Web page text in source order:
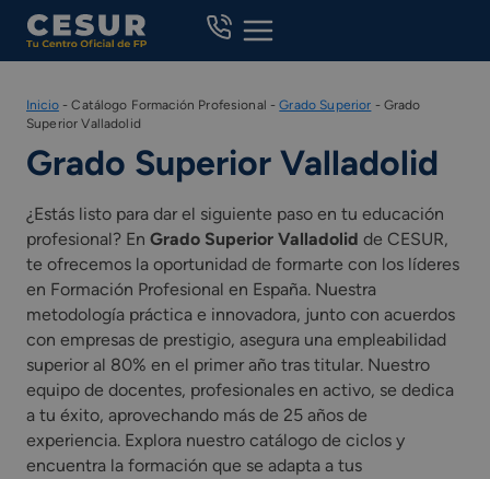
Skip
content
Inicio-Catálogo Formación Profesional -Grado Superior - Grado
Superior Valladolid
Grado Superior Valladolid
¿Estás listo para dar el siguiente paso en tu educación
profesional? En Grado Superior Valladolid de CESUR,
te ofrecemos la oportunidad de formarte con los líderes
en Formación Profesional en España. Nuestra
metodología práctica e innovadora, junto con acuerdos
con empresas de prestigio, asegura una empleabilidad
superior al 80% en el primer año tras titular. Nuestro
equipo de docentes, profesionales en activo, se dedica
a tu éxito, aprovechando más de 25 años de
experiencia. Explora nuestro catálogo de ciclos y
encuentra la formación que se adapta a tus